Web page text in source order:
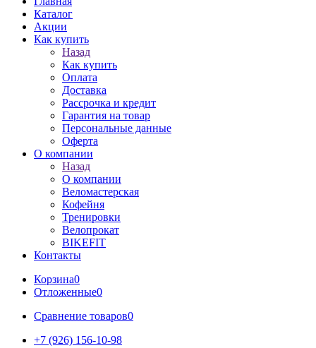
Каталог
Акции
Как купить
Назад
Как купить
Оплата
Доставка
Рассрочка и кредит
Гарантия на товар
Персональные данные
Оферта
О компании
Назад
О компании
Веломастерская
Кофейня
Тренировки
Велопрокат
BIKEFIT
Контакты
Корзина0
Отложенные0
Сравнение товаров0
+7 (926) 156-10-98